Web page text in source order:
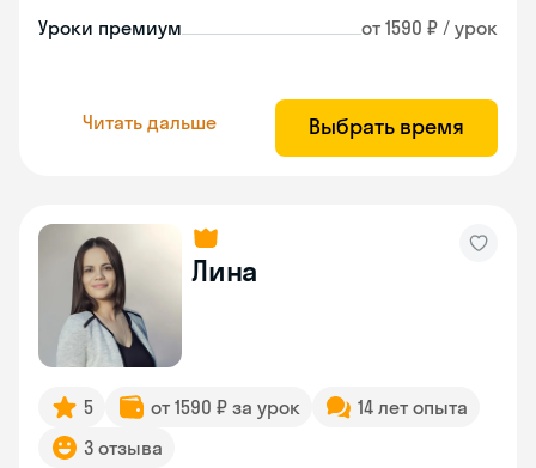
Уроки премиум от 1590 ₽ / урок
Читать дальше Выбрать время
Лина
5 от 1590 ₽ за урок
14 лет опыта
3 отзыва